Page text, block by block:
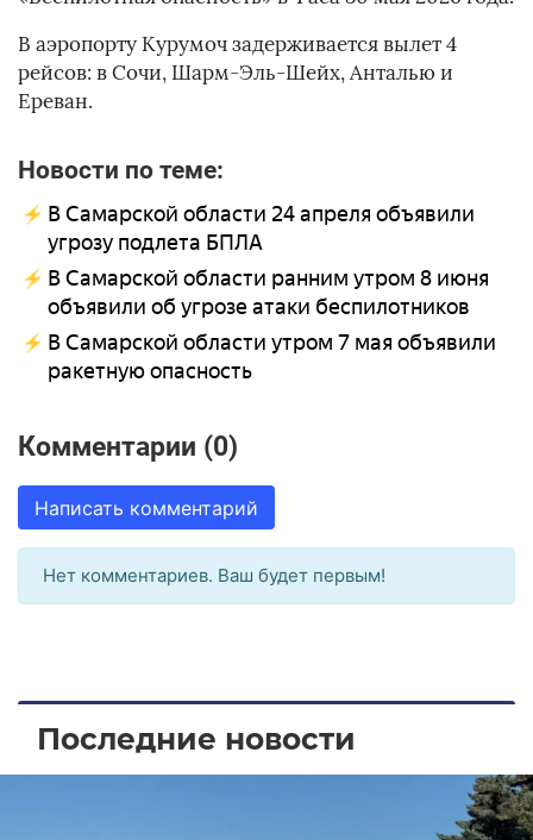
В аэропорту Курумоч задерживается вылет 4
рейсов: в Сочи, Шарм-Эль-Шейх, Анталью и
Ереван.
Новости по теме:
В Самарской области 24 апреля объявили
угрозу подлета БПЛА
В Самарской области ранним утром 8 июня
объявили об угрозе атаки беспилотников
В Самарской области утром 7 мая объявили
ракетную опасность
Комментарии (0)
Написать комментарий
Нет комментариев. Ваш будет первым!
Последние новости